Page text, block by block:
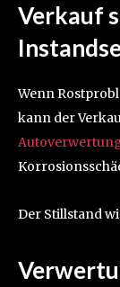
Verkauf
Wenn
kann der
Der Stillstand